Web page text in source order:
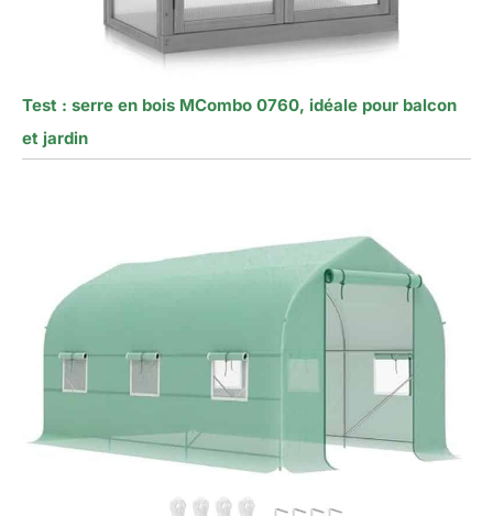
Test : serre en bois MCombo 0760, idéale pour balcon
et jardin